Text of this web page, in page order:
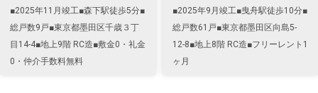
■2025年11月竣工■森下駅徒歩5分■
総戸数9戸■東京都墨田区千歳３丁
目14-4■地上9階 RC造■敷金0・礼金
0・仲介手数料無料
■2025年9月竣工■曳舟駅徒歩10分■
総戸数61戸■東京都墨田区向島5-
12-8■地上8階 RC造■フリーレント1
ヶ月